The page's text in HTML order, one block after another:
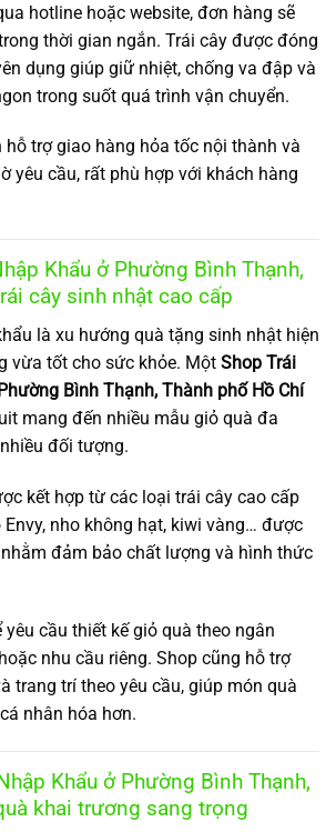
hotline hoặc website, đơn hàng sẽ
thời gian ngắn. Trái cây được đóng
dụng giúp giữ nhiệt, chống va đập và
trong suốt quá trình vận chuyển.
hỗ trợ giao hàng hỏa tốc nội thành và
yêu cầu, rất phù hợp với khách hàng
Khẩu ở Phường Bình Thạnh,
cây sinh nhật cao cấp
là xu hướng quà tặng sinh nhật hiện
vừa tốt cho sức khỏe. Một Shop Trái
Bình Thạnh, Thành phố Hồ Chí
mang đến nhiều mẫu giỏ quà đa
đối tượng.
kết hợp từ các loại trái cây cao cấp
Envy, nho không hạt, kiwi vàng… được
đảm bảo chất lượng và hình thức
yêu cầu thiết kế giỏ quà theo ngân
nhu cầu riêng. Shop cũng hỗ trợ
trang trí theo yêu cầu, giúp món quà
nhân hóa hơn.
Khẩu ở Phường Bình Thạnh,
khai trương sang trọng